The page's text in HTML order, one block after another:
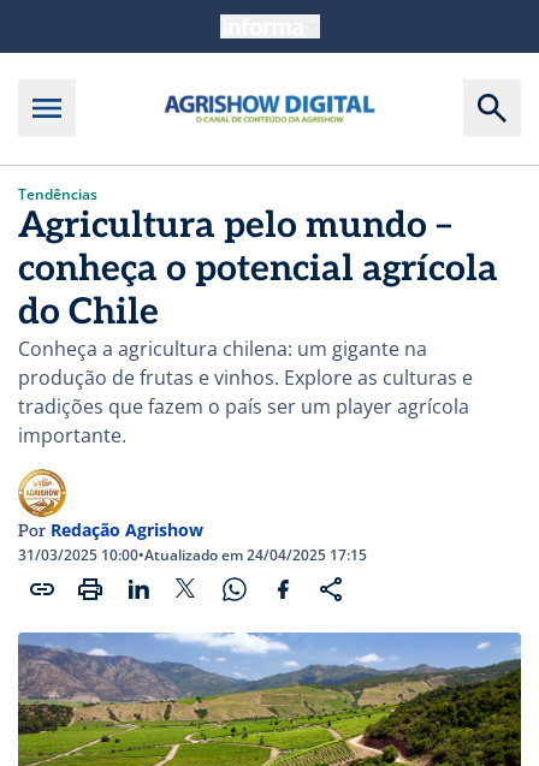
Tendências
Agricultura pelo mundo –
conheça o potencial agrícola
do Chile
Conheça a agricultura chilena: um gigante na
produção de frutas e vinhos. Explore as culturas e
tradições que fazem o país ser um player agrícola
importante.
Por Redação Agrishow
31/03/2025 10:00•Atualizado em 24/04/2025 17:15